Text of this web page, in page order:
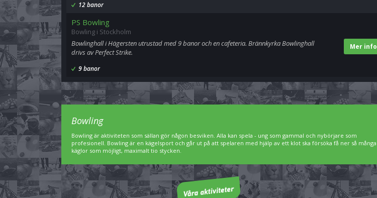
12 banor
PS Bowling
Bowling i Stockholm
Mer info
Bowlinghall i Hägersten utrustad med 9 banor och en cafeteria. Brännkyrka Bowlinghall
drivs av Perfect Strike.
9 banor
Bowling
Bowling är aktiviteten som sällan gör någon besviken. Alla kan spela - ung som gammal och nybörjare som
profesionell. Bowling är en kägelsport och går ut på att spelaren med hjälp av ett klot ska försöka få ner så många
käglor som möjligt, maximalt tio stycken.